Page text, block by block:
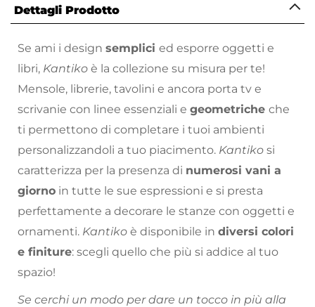
Dettagli Prodotto
Se ami i design semplici ed esporre oggetti e
libri, Kantiko è la collezione su misura per te!
Mensole, librerie, tavolini e ancora porta tv e
scrivanie con linee essenziali e geometriche che
ti permettono di completare i tuoi ambienti
personalizzandoli a tuo piacimento. Kantiko si
caratterizza per la presenza di numerosi vani a
giorno in tutte le sue espressioni e si presta
perfettamente a decorare le stanze con oggetti e
ornamenti. Kantiko è disponibile in diversi colori
e finiture: scegli quello che più si addice al tuo
spazio!
Se cerchi un modo per dare un tocco in più alla